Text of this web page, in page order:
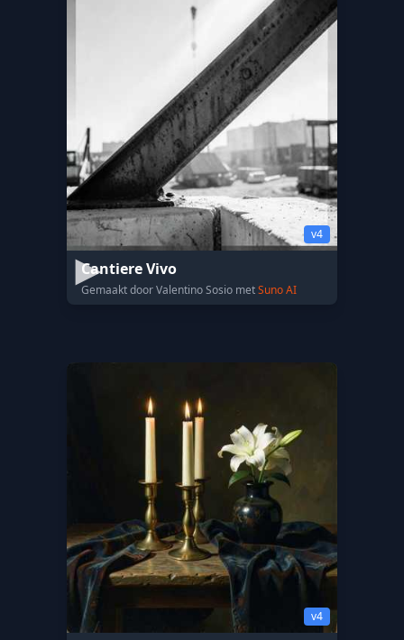
v4
Cantiere Vivo
Gemaakt door Valentino Sosio metSuno AI
v4